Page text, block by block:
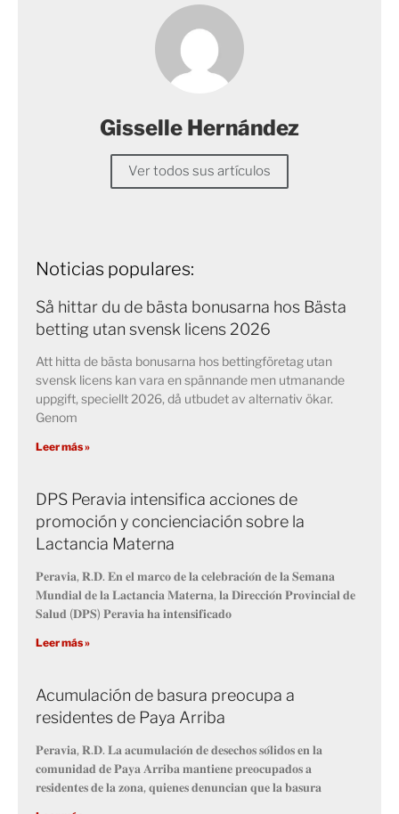
Gisselle Hernández
Ver todos sus artículos
Noticias populares:
Så hittar du de bästa bonusarna hos Bästa
betting utan svensk licens 2026
Att hitta de bästa bonusarna hos bettingföretag utan
svensk licens kan vara en spännande men utmanande
uppgift, speciellt 2026, då utbudet av alternativ ökar.
Genom
Leer más »
DPS Peravia intensifica acciones de
promoción y concienciación sobre la
Lactancia Materna
𝐏𝐞𝐫𝐚𝐯𝐢𝐚, 𝐑.𝐃. 𝐄𝐧 𝐞𝐥 𝐦𝐚𝐫𝐜𝐨 𝐝𝐞 𝐥𝐚 𝐜𝐞𝐥𝐞𝐛𝐫𝐚𝐜𝐢𝐨́𝐧 𝐝𝐞 𝐥𝐚 𝐒𝐞𝐦𝐚𝐧𝐚
𝐌𝐮𝐧𝐝𝐢𝐚𝐥 𝐝𝐞 𝐥𝐚 𝐋𝐚𝐜𝐭𝐚𝐧𝐜𝐢𝐚 𝐌𝐚𝐭𝐞𝐫𝐧𝐚, 𝐥𝐚 𝐃𝐢𝐫𝐞𝐜𝐜𝐢𝐨́𝐧 𝐏𝐫𝐨𝐯𝐢𝐧𝐜𝐢𝐚𝐥 𝐝𝐞
𝐒𝐚𝐥𝐮𝐝 (𝐃𝐏𝐒) 𝐏𝐞𝐫𝐚𝐯𝐢𝐚 𝐡𝐚 𝐢𝐧𝐭𝐞𝐧𝐬𝐢𝐟𝐢𝐜𝐚𝐝𝐨
Leer más »
Acumulación de basura preocupa a
residentes de Paya Arriba
𝐏𝐞𝐫𝐚𝐯𝐢𝐚, 𝐑.𝐃. 𝐋𝐚 𝐚𝐜𝐮𝐦𝐮𝐥𝐚𝐜𝐢𝐨́𝐧 𝐝𝐞 𝐝𝐞𝐬𝐞𝐜𝐡𝐨𝐬 𝐬𝐨́𝐥𝐢𝐝𝐨𝐬 𝐞𝐧 𝐥𝐚
𝐜𝐨𝐦𝐮𝐧𝐢𝐝𝐚𝐝 𝐝𝐞 𝐏𝐚𝐲𝐚 𝐀𝐫𝐫𝐢𝐛𝐚 𝐦𝐚𝐧𝐭𝐢𝐞𝐧𝐞 𝐩𝐫𝐞𝐨𝐜𝐮𝐩𝐚𝐝𝐨𝐬 𝐚
𝐫𝐞𝐬𝐢𝐝𝐞𝐧𝐭𝐞𝐬 𝐝𝐞 𝐥𝐚 𝐳𝐨𝐧𝐚, 𝐪𝐮𝐢𝐞𝐧𝐞𝐬 𝐝𝐞𝐧𝐮𝐧𝐜𝐢𝐚𝐧 𝐪𝐮𝐞 𝐥𝐚 𝐛𝐚𝐬𝐮𝐫𝐚